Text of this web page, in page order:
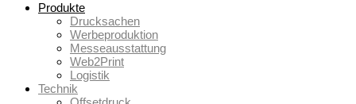
Produkte
Drucksachen
Werbeproduktion
Messeausstattung
Web2Print
Logistik
Technik